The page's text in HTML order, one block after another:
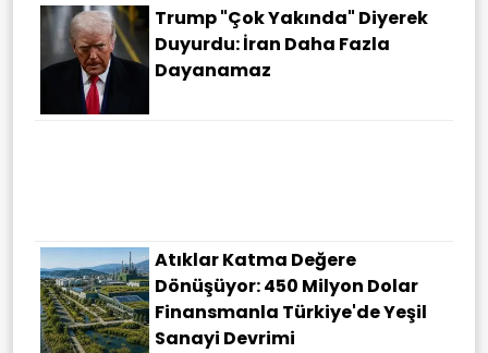
Trump "çok Yakında" Diyerek
Duyurdu: İran Daha Fazla
Dayanamaz
Atıklar Katma Değere
Dönüşüyor: 450 Milyon Dolar
Finansmanla Türkiye'de Yeşil
Sanayi Devrimi